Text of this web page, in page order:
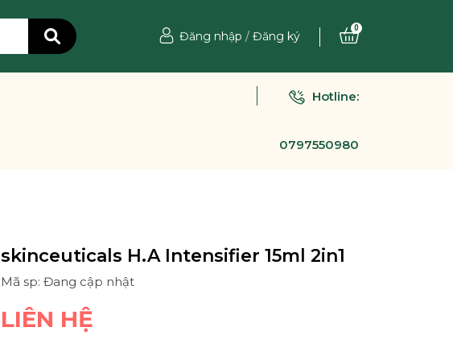
Đăng nhập / Đăng ký
0
Hotline:
0797550980
skinceuticals H.A Intensifier 15ml 2in1
Mã sp: Đang cập nhật
LIÊN HỆ